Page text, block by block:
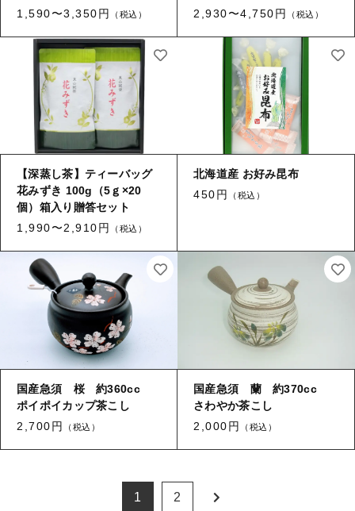
1,590〜3,350円
（税込）
2,930〜4,750円
（税込）
【深蒸し茶】ティーバッグ
花みずき 100g（5ｇ×20
個）箱入り贈答セット
1,990〜2,910円
（税込）
北海道産 お好み昆布
450円
（税込）
国産急須 桜 約360cc
ポイポイカップ茶こし
2,700円
（税込）
国産急須 蘭 約370cc
さわやか茶こし
2,000円
（税込）
1 2